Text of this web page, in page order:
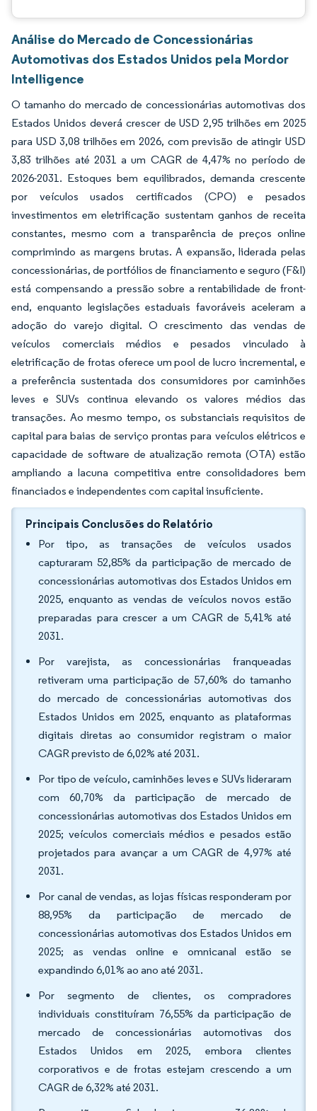
Análise do Mercado de Concessionárias
Automotivas dos Estados Unidos pela Mordor
Intelligence
O tamanho do mercado de concessionárias automotivas dos
Estados Unidos deverá crescer de USD 2,95 trilhões em 2025
para USD 3,08 trilhões em 2026, com previsão de atingir USD
3,83 trilhões até 2031 a um CAGR de 4,47% no período de
2026-2031. Estoques bem equilibrados, demanda crescente
por veículos usados certificados (CPO) e pesados
investimentos em eletrificação sustentam ganhos de receita
constantes, mesmo com a transparência de preços online
comprimindo as margens brutas. A expansão, liderada pelas
concessionárias, de portfólios de financiamento e seguro (F&I)
está compensando a pressão sobre a rentabilidade de front-
end, enquanto legislações estaduais favoráveis aceleram a
adoção do varejo digital. O crescimento das vendas de
veículos comerciais médios e pesados vinculado à
eletrificação de frotas oferece um pool de lucro incremental, e
a preferência sustentada dos consumidores por caminhões
leves e SUVs continua elevando os valores médios das
transações. Ao mesmo tempo, os substanciais requisitos de
capital para baias de serviço prontas para veículos elétricos e
capacidade de software de atualização remota (OTA) estão
ampliando a lacuna competitiva entre consolidadores bem
financiados e independentes com capital insuficiente.
Principais Conclusões do Relatório
Por tipo, as transações de veículos usados
capturaram 52,85% da participação de mercado de
concessionárias automotivas dos Estados Unidos em
2025, enquanto as vendas de veículos novos estão
preparadas para crescer a um CAGR de 5,41% até
2031.
Por varejista, as concessionárias franqueadas
retiveram uma participação de 57,60% do tamanho
do mercado de concessionárias automotivas dos
Estados Unidos em 2025, enquanto as plataformas
digitais diretas ao consumidor registram o maior
CAGR previsto de 6,02% até 2031.
Por tipo de veículo, caminhões leves e SUVs lideraram
com 60,70% da participação de mercado de
concessionárias automotivas dos Estados Unidos em
2025; veículos comerciais médios e pesados estão
projetados para avançar a um CAGR de 4,97% até
2031.
Por canal de vendas, as lojas físicas responderam por
88,95% da participação de mercado de
concessionárias automotivas dos Estados Unidos em
2025; as vendas online e omnicanal estão se
expandindo 6,01% ao ano até 2031.
Por segmento de clientes, os compradores
individuais constituíram 76,55% da participação de
mercado de concessionárias automotivas dos
Estados Unidos em 2025, embora clientes
corporativos e de frotas estejam crescendo a um
CAGR de 6,32% até 2031.